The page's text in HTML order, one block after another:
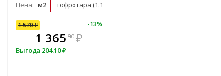
Цена: м2 гофротара (1.16 м2)
1 570₽ -13%
1 365 90 ₽
Выгода 204.10₽